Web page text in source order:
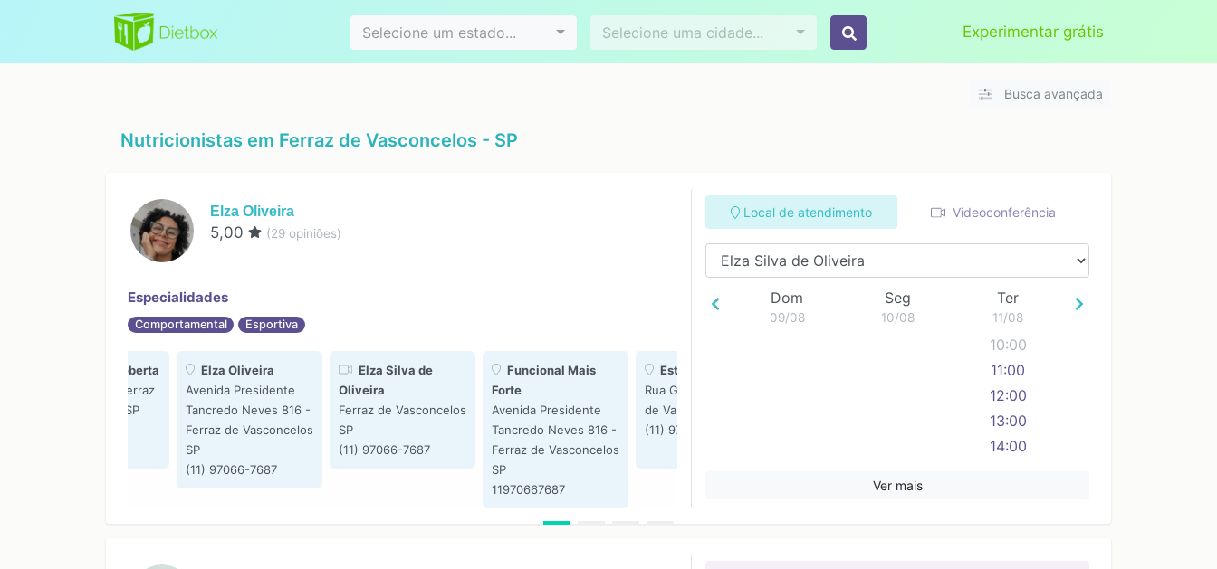
Selecione um estado... Selecione uma cidade... Experimentar grátis
Videoconferência Aplicar
Busca avançada
Nutricionistas em Ferraz de Vasconcelos - SP
Elza Oliveira
5,00 (29 opiniões)
Especialidades
Comportamental Esportiva
Esteticista Roberta
Rua Goiás 26 - Ferraz
de Vasconcelos SP
Elza Oliveira
Avenida Presidente
Tancredo Neves 816 -
Ferraz de Vasconcelos
SP
(11) 97066-7687
Elza Silva de
Oliveira
Ferraz de Vasconcelos
SP
(11) 97066-7687
Funcional Mais
Forte
Avenida Presidente
Tancredo Neves 816 -
Ferraz de Vasconcelos
SP
11970667687
Esteticista Roberta
Rua Goiás 26 - Ferraz
de Vasconcelos SP
(11) 97066-7687
Elza Silva de
Oliveira
(11) 97066-7687
Local de atendimento Videoconferência
Dom
09/08
Seg
10/08
Ter
11/08
10:00
11:00
12:00
13:00
14:00
Ver mais